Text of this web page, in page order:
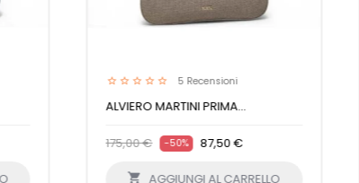
5 Recensioni
ALVIERO MARTINI PRIMA...
175,00 € -50% 87,50 €
 AGGIUNGI AL CARRELLO